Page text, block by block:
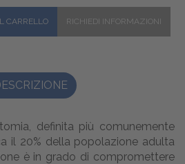
definita più comunemente
il 20% della popolazione adulta
è in grado di compromettere